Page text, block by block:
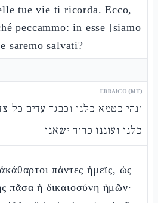
tue vie ti ricorda. Ecco,
peccammo: in esse [siamo
saremo salvati?
EBRAICO (MT)
ונהי כטמא כלנו וכבגד עדים כל
כלנו ועוננו כרוח ישאנו
πάντες ἡμεῖς, ὡς
πᾶσα ἡ δικαιοσύνη ἡμῶν·